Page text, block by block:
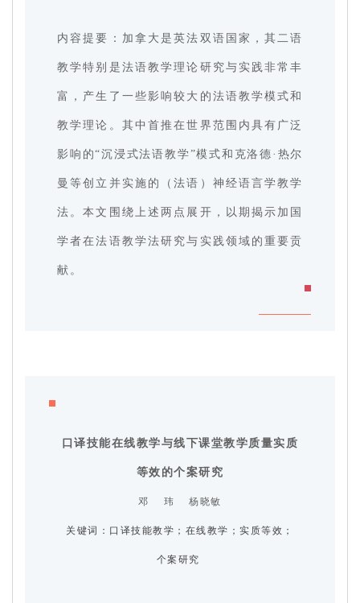
内容提要：加拿大是英法双语国家，其二语
教学特别是法语教学理论研究与实践非常丰
富，产生了一些影响较大的法语教学模式和
教学理论。其中首推在世界范围内具有广泛
影响的“沉浸式法语教学”模式和克洛德·热尔
曼等创立并实施的（法语）神经语言学教学
法。本文围绕上述两点展开，以期揭示加国
学者在法语教学法研究与实践领域的重要贡
献。
口译技能在线教学与线下课堂教学质量实质
等效的个案研 究
邓 玮 杨晓敏
关键词： 口译技能教学；在线教学；实质等效；
个案研究